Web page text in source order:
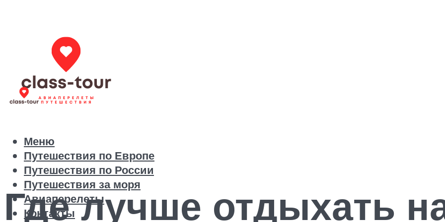
Путешествия по Европе
Путешествия по России
Путешествия за моря
Авиаперелеты
Контакты
Меню
Где лучше отдыхать